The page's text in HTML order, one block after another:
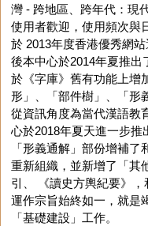
灣 - 跨地區、跨年代：現
使用者歡迎，使用頻次與
於 2013年度香港優秀網
後本中心於2014年夏推出
於《字庫》舊有功能上增
形」、「部件樹」、「形
從資訊角度為當代漢語教
心於2018年夏天進一步
「形義通解」部份增補
重新組織，並新增了「其
引、 《讀史方輿紀要》
運作宗旨始終如一，就是
「基礎建設」工作。